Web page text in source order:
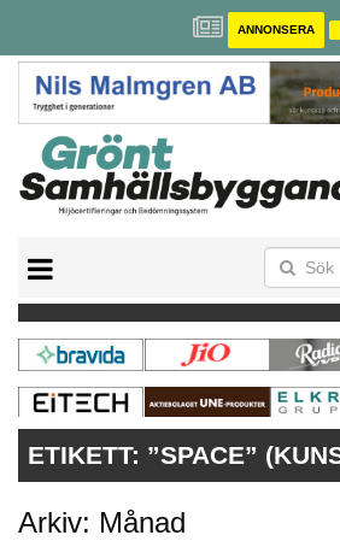
ANNONSERA
MILJÖBYGGNAD
NOLLCO2
CITYLAB
GREENBUILDING
ANNONSERA
ETIKETT: ”SPACE”
Arkiv: Månad